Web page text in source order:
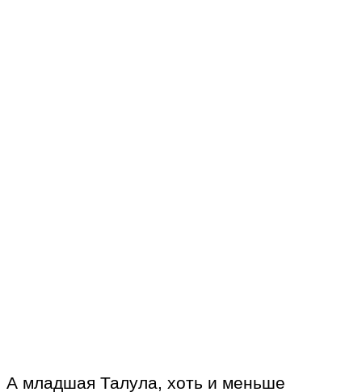
А младшая Талула, хоть и меньше